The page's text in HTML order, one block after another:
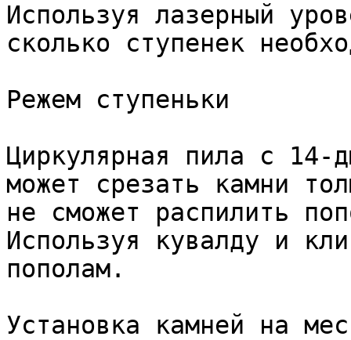
Используя лазерный
сколько ступенек
Режем ступеньки
Циркулярная пила с 14-
может срезать камни
не сможет распилить
Используя кувалду и
пополам.
Установка камней на